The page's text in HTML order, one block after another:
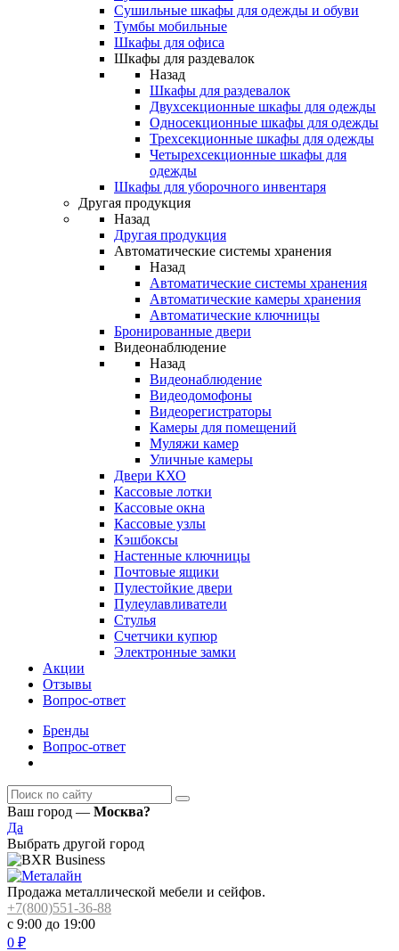
Сушильные шкафы для одежды и обуви
Тумбы мобильные
Шкафы для офиса
Шкафы для раздевалок
Назад
Шкафы для раздевалок
Двухсекционные шкафы для одежды
Односекционные шкафы для одежды
Трехсекционные шкафы для одежды
Четырехсекционные шкафы для
одежды
Шкафы для уборочного инвентаря
Другая продукция
Назад
Другая продукция
Автоматические системы хранения
Назад
Автоматические системы хранения
Автоматические камеры хранения
Автоматические ключницы
Бронированные двери
Видеонаблюдение
Назад
Видеонаблюдение
Видеодомофоны
Видеорегистраторы
Камеры для помещений
Муляжи камер
Уличные камеры
Двери КХО
Кассовые лотки
Кассовые окна
Кассовые узлы
Кэшбоксы
Настенные ключницы
Почтовые ящики
Пулестойкие двери
Пулеулавливатели
Стулья
Счетчики купюр
Электронные замки
Акции
Отзывы
Вопрос-ответ
Бренды
Вопрос-ответ
Ваш город — Москва?
Да
Выбрать другой город
Продажа металлической мебели и сейфов.
+7(800)551-36-88
с 9:00 до 19:00
0 ₽